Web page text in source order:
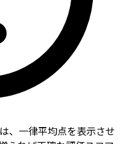
、一律平均点を表示させ